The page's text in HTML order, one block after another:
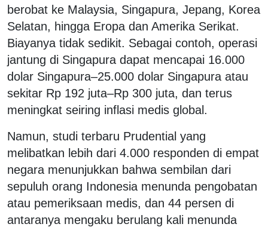
berobat ke Malaysia, Singapura, Jepang, Korea
Selatan, hingga Eropa dan Amerika Serikat.
Biayanya tidak sedikit. Sebagai contoh, operasi
jantung di Singapura dapat mencapai 16.000
dolar Singapura–25.000 dolar Singapura atau
sekitar Rp 192 juta–Rp 300 juta, dan terus
meningkat seiring inflasi medis global.
Namun, studi terbaru Prudential yang
melibatkan lebih dari 4.000 responden di empat
negara menunjukkan bahwa sembilan dari
sepuluh orang Indonesia menunda pengobatan
atau pemeriksaan medis, dan 44 persen di
antaranya mengaku berulang kali menunda